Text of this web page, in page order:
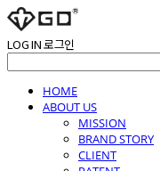
LOG IN로그인
HOME
ABOUT US
MISSION
BRAND STORY
CLIENT